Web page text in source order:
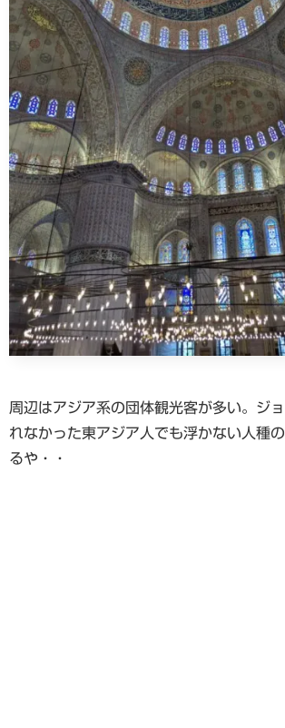
周辺はアジア系の団体観光客が多い。ジ
れなかった東アジア人でも浮かない人種
るや・・